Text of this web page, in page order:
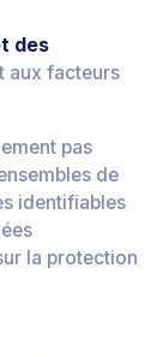
des
aux facteurs
pas
de
identifiables
la protection